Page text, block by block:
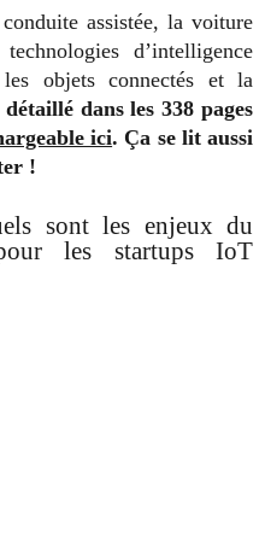
assistée, la voiture
d’intelligence
objets connectés et la
dans les 338 pages
ici. Ça se lit aussi
!
sont les enjeux du
les startups IoT